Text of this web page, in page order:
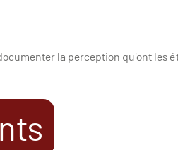
la perception qu'ont les